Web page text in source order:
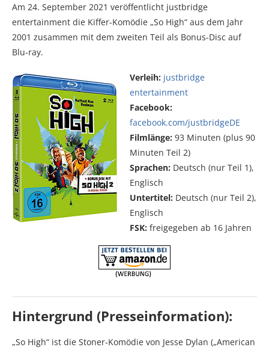
Am 24. September 2021 veröffentlicht justbridge
entertainment die Kiffer-Komödie „So High“ aus dem Jahr
2001 zusammen mit dem zweiten Teil als Bonus-Disc auf
Blu-ray.
Verleih: justbridge
entertainment
Facebook:
facebook.com/justbridgeDE
Filmlänge: 93 Minuten (plus 90
Minuten Teil 2)
Sprachen: Deutsch (nur Teil 1),
Englisch
Untertitel: Deutsch (nur Teil 2),
Englisch
FSK: freigegeben ab 16 Jahren
Hintergrund (Presseinformation):
„So High“ ist die Stoner-Komödie von Jesse Dylan („American